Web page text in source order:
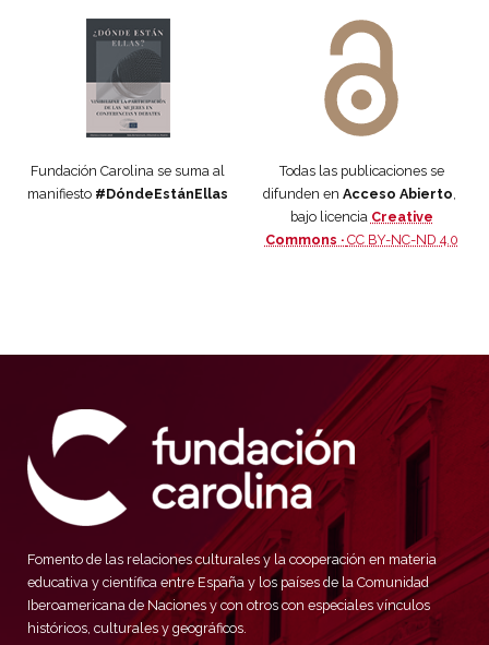
Fundación Carolina se suma al
manifiesto #DóndeEstánEllas
Todas las publicaciones se
difunden en Acceso Abierto,
bajo licencia Creative
Commons · CC BY-NC-ND 4.0
Fomento de las relaciones culturales y la cooperación en materia
educativa y científica entre España y los países de la Comunidad
Iberoamericana de Naciones y con otros con especiales vínculos
históricos, culturales y geográficos.